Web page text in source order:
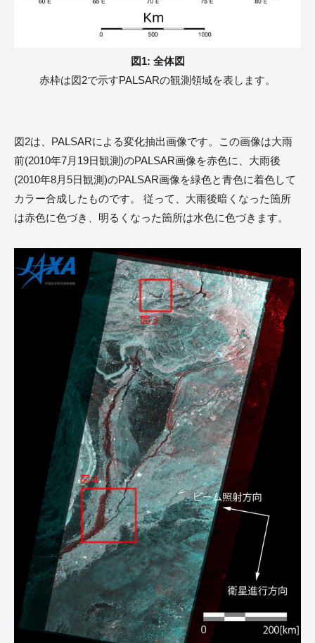
図1: 全体図
赤枠は図2で示すPALSARの観測領域を表します。
図2は、PALSARによる変化抽出画像です。この画像は大雨
前(2010年7月19日観測)のPALSAR画像を赤色に、大雨後
(2010年8月5日観測)のPALSAR画像を緑色と青色に着色して
カラー合成したものです。 従って、大雨後暗くなった箇所
は赤色に色づき、明るくなった箇所は水色に色づきます。